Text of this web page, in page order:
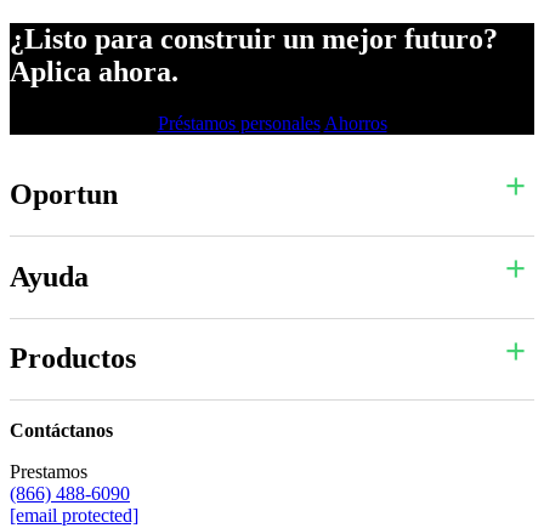
¿Listo para construir un mejor futuro?
Aplica ahora.
Préstamos personales Ahorros
Oportun
Ayuda
Productos
Contáctanos
Prestamos
(866) 488-6090
[email protected]